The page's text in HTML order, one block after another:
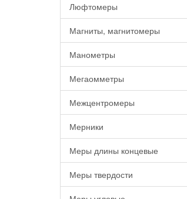
Люфтомеры
Магниты, магнитомеры
Манометры
Мегаомметры
Межцентромеры
Мерники
Меры длины концевые
Меры твердости